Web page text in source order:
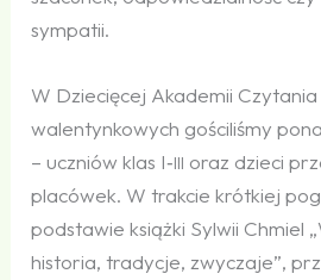
sympatii.
W Dziecięcej Akademii
walentynkowych gościliśmy
– uczniów klas I‑III oraz dzieci
placówek. W trakcie krótkiej
podstawie książki Sylwii Chmiel
historia, tradycje, zwyczaje”,